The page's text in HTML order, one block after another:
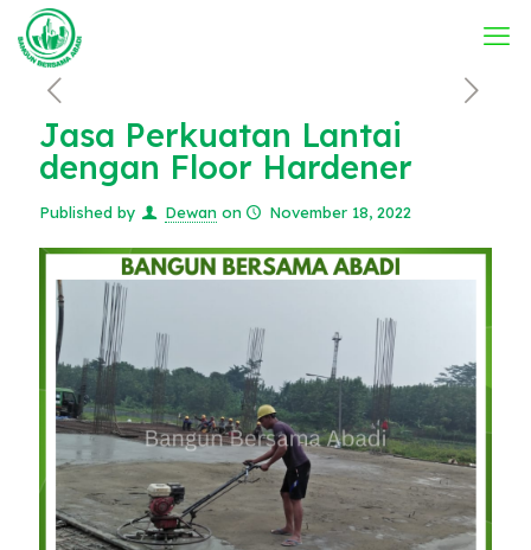
Jasa Perkuatan Lantai
dengan Floor Hardener
Published by Dewan on November 18, 2022